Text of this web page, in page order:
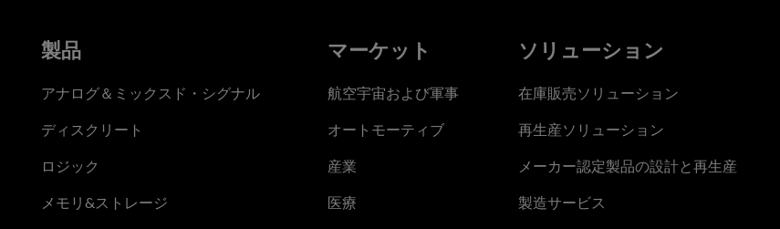
製品
アナログ＆ミックスド・シグナル
ディスクリート
ロジック
メモリ&ストレージ
マーケット
航空宇宙および軍事
オートモーティブ
産業
医療
ソリューション
在庫販売ソリューション
再生産ソリューション
メーカー認定製品の設計と再生産
製造サービス